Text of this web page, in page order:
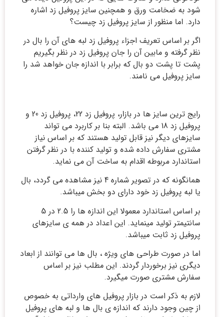
شود به ضخامت ورق و همچنین سایز پروفیل زد اشاره
دارد. اما منظور از سایز پروفیل زد چیست؟
اگر بر اساس تعریف اجزاء پروفیل زد لبه های آن را بال در
نظر گرفته و مابین آن را جان پروفیل زد در نظر بگیریم
پشت تا پشت دو بال که برابر با اندازه جان خواهد شد را
سایز پروفیل می نامند.
رایج ترین سایز ها در بازار، پروفیل زد 22، پروفیل زد 20 و
پروفیل زد 18 می باشد. البته بنا بر کاربرد می تواند
سایزهای دیگر نیز قابل تولید هستند که بر اساس نیاز
مشتری سفارش داده شده و تولید کننده با در نظر گرفتن
استاندارد مربوطه اقدام به ساخت آن می نماید.
همانگونه که در تصویر شماره 4 نیز مشاهده می گردد، بال
یا لبه پروفیل زد خود دارای دو بخش میباشد.
بر اساس استاندارد معمولا این اندازه ها را 2.5 در 5
سانتیمتر تولید مینماید. این اعداد در همه ی سایزهای
پروفیل زد ثابت میباشد.
اما در صورت طراحی های ویژه ، بال ها می توانند از ابعاد
دیگری نیز برخوردار گردند. این مطلب نیز بر اساس
سفارش مشتری صورت میگیرد.
لازم به ذکر است در بازار پروفیل های وارداتی به خصوص
از چین وجود دارند که اندازه ی بال ها و لبه های پروفیل